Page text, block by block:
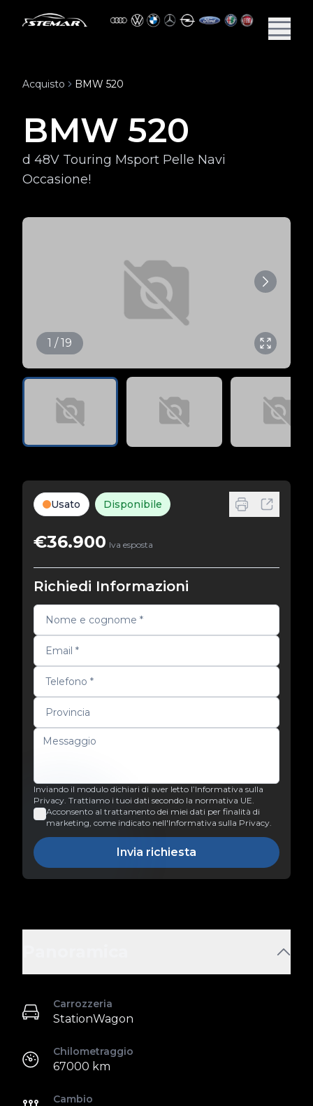
Acquisto BMW 520
BMW 520
d 48V Touring Msport Pelle Navi
Occasione!
1 / 19
Usato Disponibile
€36.900 Iva esposta
Richiedi Informazioni
Inviando il modulo dichiari di aver letto l’Informativa sulla
Privacy. Trattiamo i tuoi dati secondo la normativa UE.
Acconsento al trattamento dei miei dati per finalità di
marketing, come indicato nell'Informativa sulla Privacy.
Invia richiesta
Carrozzeria
StationWagon
Chilometraggio
67000 km
Cambio